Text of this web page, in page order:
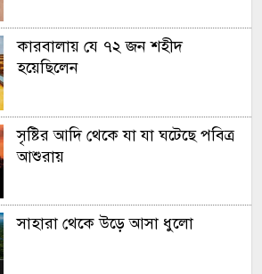
মাথায় আঘাত পেয়ে হাসপাতালে
মুস্তাফিজ
এবার টি-টোয়েন্টি ক্রিকেটে বিদায়ের
ক্ষণ জানালেন ওয়ার্নার
কারবালায় যে ৭২ জন শহীদ
হয়েছিলেন
সৃষ্টির আদি থেকে যা যা ঘটেছে পবিত্র
আশুরায়
সাহারা থেকে উড়ে আসা ধুলো